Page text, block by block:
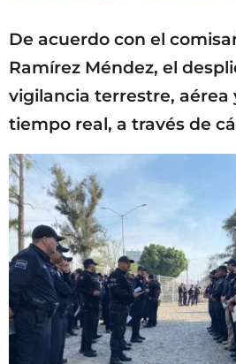
De acuerdo con el
Ramírez Méndez, el
vigilancia terrestre, aérea
tiempo real, a través de